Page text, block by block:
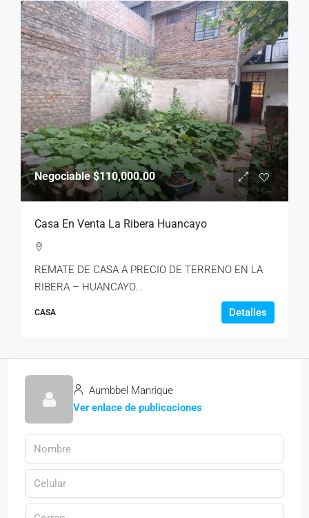
Negociable$110,000.00
Casa En Venta La Ribera Huancayo
REMATE DE CASA A PRECIO DE TERRENO EN LA
RIBERA – HUANCAYO...
CASA Detalles
Aumbbel Manrique
Ver enlace de publicaciones